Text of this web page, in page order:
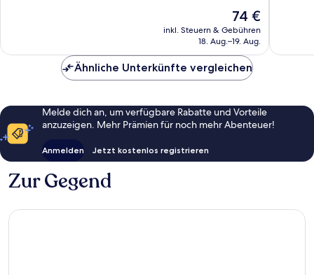
Der
Preis
beträgt
74 €
inkl. Steuern & Gebühren
18. Aug.–19. Aug.
Ähnliche Unterkünfte vergleichen
Melde dich an, um verfügbare Rabatte und Vorteile
anzuzeigen. Mehr Prämien für noch mehr Abenteuer!
Anmelden Jetzt kostenlos registrieren
Zur Gegend